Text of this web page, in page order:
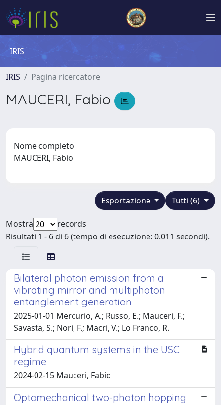
IRIS
IRIS Pagina ricercatore
MAUCERI, Fabio
Nome completo
MAUCERI, Fabio
Tutti (6)
Esportazione
Mostra
records
Risultati 1 - 6 di 6 (tempo di esecuzione: 0.011 secondi).
Bilateral photon emission from a
vibrating mirror and multiphoton
entanglement generation
2025-01-01 Mercurio, A.; Russo, E.; Mauceri, F.;
Savasta, S.; Nori, F.; Macri, V.; Lo Franco, R.
Hybrid quantum systems in the USC
regime
2024-02-15 Mauceri, Fabio
Optomechanical two-photon hopping